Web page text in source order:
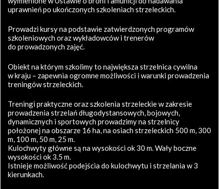
uprawnień po ukończonych szkoleniach strzeleckich.
Prowadzi kursy na podstawie zatwierdzonych programów
szkoleniowych oraz wykładowców i trenerów
do prowadzonych zajęć.
Obiekt na którym szkolimy to największa strzelnica cywilna
w kraju – zapewnia ogromne możliwości i warunki prowadzenia
treningów strzeleckich.
Treningi praktyczne oraz szkolenia strzeleckie w zakresie
prowadzenia strzelań długodystansowych, bojowych,
dynamicznych i sportowych prowadzimy na strzelnicy
położonej na obszarze 16 ha, na osiach strzeleckich 500 m, 300
m, 100 m, 50 m, 25 m.
Kulochwyty główne są na wysokości ok 30 m. Wały boczne
wysokości ok 3.5 m.
Istnieje możliwość podejścia do kulochwytu i strzelania w 3
kierunkach.